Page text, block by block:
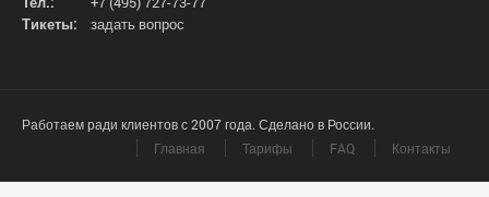
Тикеты:
задать вопрос
Работаем ради клиентов с 2007 года. Сделано в России.
Главная
Тарифы FAQ Контакты